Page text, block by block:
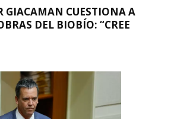
GIACAMAN CUESTIONA A
DEL BIOBÍO: “CREE